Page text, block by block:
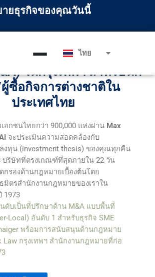
ายธุรกิจของคุณวันนี้
ไทย
English
ด้านการควบรวมและซื้อ
ในกรุงเทพฯ สำหรับนัก
ซื้อกิจการต่างชาติใน
ประเทศไทย
อกชนไทยกว่า 900,000 แห่งผ่าน Max
จะประเมินความสอดคล้องกับ
งทุน (investment thesis) ของคุณทุกคืน
บริษัทที่ตรงเกณฑ์ที่สุดภายใน 22 วัน
รองด้านกฎหมายเบื้องต้นโดย
มิตรสำนักงานกฎหมายของเราใน
1973
ดับเป็นที่ปรึกษาด้าน M&A แบบพื้นที่
Local) อันดับ 1 สำหรับธุรกิจ SME
พร้อมการสนับสนุนด้านกฎหมาย
Law กรุงเทพฯ สำนักงานกฎหมายที่ก่อ